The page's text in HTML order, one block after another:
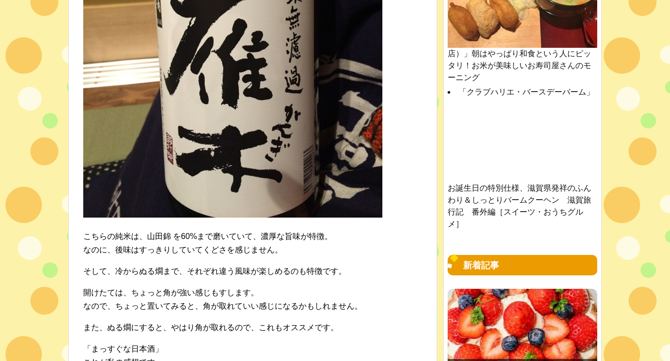
こちらの純米は、山田錦 を60%まで磨いていて、濃厚な旨味が特徴。
なのに、後味はすっきりしていてくどさを感じません。
そして、冷からぬる燗まで、それぞれ違う風味が楽しめるのも特徴です。
開けたては、ちょっと角が強い感じもすします。
なので、ちょっと置いてみると、角が取れていい感じになるかもしれません。
また、ぬる燗にすると、やはり角が取れるので、これもオススメです。
「まっすぐな日本酒」
店）」朝はやっぱり和食という人にピッ
タリ！お米が美味しいお寿司屋さんのモ
ーニング
「クラブハリエ・バースデーバーム」
お誕生日の特別仕様、滋賀県発祥のふん
わり＆しっとりバームクーヘン 滋賀旅
行記 番外編［スイーツ・おうちグル
メ］
新着記事